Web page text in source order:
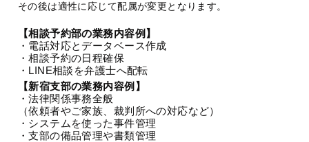
その後は適性に応じて配属が変更となります。
【相談予約部の業務内容例】
・電話対応とデータベース作成
・相談予約の日程確保
・LINE相談を弁護士へ配転
【新宿支部の業務内容例】
・法律関係事務全般
（依頼者やご家族、裁判所への対応など）
・システムを使った事件管理
・支部の備品管理や書類管理
法人グループ
プライバシーポリシー 利用規約 内部通報
TikTok受賞 定義集